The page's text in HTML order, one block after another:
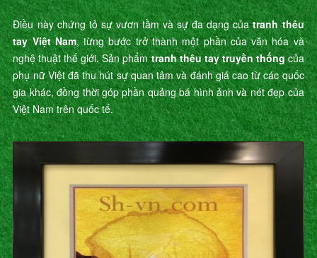
Điều này chứng tỏ sự vươn tầm và sự đa dạng củatranh thêu
tay Việt Nam, từng bước trở thành một phần của văn hóa và
nghệ thuật thế giới. Sản phẩmtranh thêu tay truyền thốngcủa
phụ nữ Việt đã thu hút sự quan tâm và đánh giá cao từ các quốc
gia khác, đồng thời góp phần quảng bá hình ảnh và nét đẹp của
Việt Nam trên quốc tế.